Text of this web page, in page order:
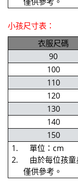
小孩尺寸表：
衣服尺碼
90
100
110
120
130
140
150
1. 單位：cm
2. 由於每位孩童
僅供參考。